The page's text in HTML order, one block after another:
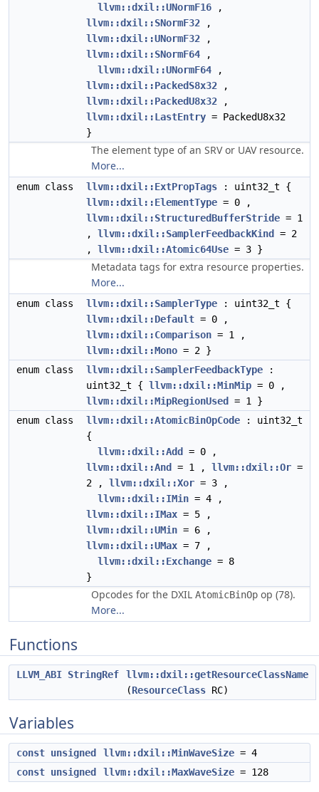
llvm::dxil::UNormF16 ,
llvm::dxil::SNormF32 ,
llvm::dxil::UNormF32 ,
llvm::dxil::SNormF64 ,
llvm::dxil::UNormF64 ,
llvm::dxil::PackedS8x32 ,
llvm::dxil::PackedU8x32 ,
llvm::dxil::LastEntry = PackedU8x32
}
The element type of an SRV or UAV resource.
More...
enum class llvm::dxil::ExtPropTags : uint32_t {
llvm::dxil::ElementType = 0 ,
llvm::dxil::StructuredBufferStride = 1
, llvm::dxil::SamplerFeedbackKind
= 2
, llvm::dxil::Atomic64Use = 3 }
Metadata tags for extra resource properties.
More...
enum class llvm::dxil::SamplerType : uint32_t {
llvm::dxil::Default = 0 ,
llvm::dxil::Comparison = 1 ,
llvm::dxil::Mono = 2 }
enum class
llvm::dxil::SamplerFeedbackType :
uint32_t { llvm::dxil::MinMip = 0 ,
llvm::dxil::MipRegionUsed
= 1 }
enum class
llvm::dxil::AtomicBinOpCode : uint32_t
{
llvm::dxil::Add
= 0 ,
llvm::dxil::And
= 1 , llvm::dxil::Or =
2 , llvm::dxil::Xor = 3 ,
llvm::dxil::IMin = 4 ,
llvm::dxil::IMax = 5 ,
llvm::dxil::UMin = 6 ,
llvm::dxil::UMax = 7 ,
llvm::dxil::Exchange = 8
}
Opcodes for the DXIL AtomicBinOp op (78).
More...
Functions
LLVM_ABI StringRef
llvm::dxil::getResourceClassName
(ResourceClass RC)
Variables
const unsigned llvm::dxil::MinWaveSize = 4
const unsigned llvm::dxil::MaxWaveSize = 128